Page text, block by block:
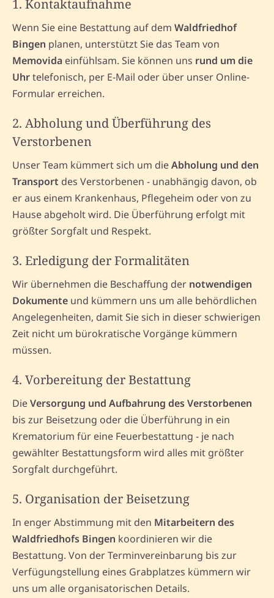
1. Kontaktaufnahme
Wenn Sie eine Bestattung auf dem Waldfriedhof
Bingen planen, unterstützt Sie das Team von
Memovida einfühlsam. Sie können uns rund um die
Uhrtelefonisch, per E-Mail oder über unser Online-
Formular erreichen.
2. Abholung und Überführung des
Verstorbenen
Unser Team kümmert sich um dieAbholung und den
Transport des Verstorbenen - unabhängig davon, ob
er aus einem Krankenhaus, Pflegeheim oder von zu
Hause abgeholt wird. Die Überführung erfolgt mit
größter Sorgfalt und Respekt.
3. Erledigung der Formalitäten
Wir übernehmen die Beschaffung der notwendigen
Dokumente und kümmern uns um alle behördlichen
Angelegenheiten, damit Sie sich in dieser schwierigen
Zeit nicht um bürokratische Vorgänge kümmern
müssen.
4. Vorbereitung der Bestattung
DieVersorgung und Aufbahrung des Verstorbenen
bis zur Beisetzung oder die Überführung in ein
Krematorium für eine Feuerbestattung - je nach
gewählter Bestattungsform wird alles mit größter
Sorgfalt durchgeführt.
5. Organisation der Beisetzung
In enger Abstimmung mit den Mitarbeitern des
Waldfriedhofs Bingen koordinieren wir die
Bestattung. Von der Terminvereinbarung bis zur
Verfügungstellung eines Grabplatzes kümmern wir
uns um alle organisatorischen Details.